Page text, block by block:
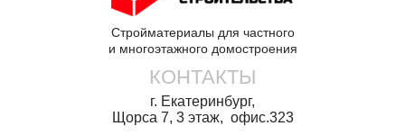
Стройматериалы для частного
и многоэтажного домостроения
КОНТАКТЫ
г. Екатеринбург,
Щорса 7, 3 этаж, офис.323